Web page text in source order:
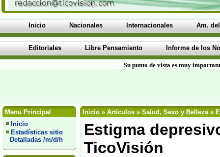
Inicio Nacionales Internacionales Am.
Editoriales Libre Pensamiento Informe de los
Su punto de vista es muy
Menu Principal
Inicio
Estadísticas sitio
Detalladas /m/d/h
Inicio » Artículos » Salud, Sexo y Belleza»
Estigma
TicoVisión